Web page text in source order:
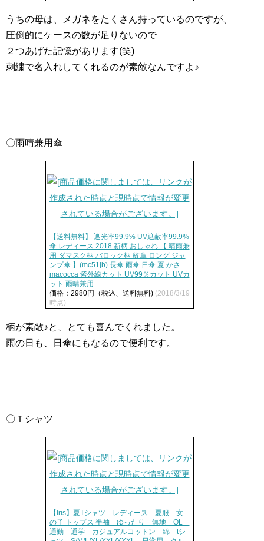
うちの母は、メガネをたくさん持っているのですが、
圧倒的にケースの数が足りないので
２つあげた記憶があります(笑)
刺繍で名入れしてくれるのが素敵なんですよ♪
〇雨晴兼用傘
【送料無料】 遮光率99.9% UV遮蔽率99.9%
傘 レディース 2018 新柄 おしゃれ 【 晴雨兼
用 ダマスク柄 バロック柄 紋章 ロング ジャ
ンプ傘 】(mc51jb) 長傘 雨傘 日傘 夏 かさ
macocca 紫外線カット UV99％カット UVカ
ット 雨晴兼用
価格：2980円（税込、送料無料) (2018/3/19
時点)
柄が素敵♪と、とても喜んでくれました。
雨の日も、日傘にもなるので便利です。
〇Ｔシャツ
【Iris】夏Tシャツ レディース 夏服 女
の子 トップス 半袖 ゆったり 無地 OL
通勤 通学 カジュアルコットン 綿 tシ